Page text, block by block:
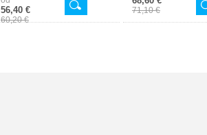
56,40 €
60,20 €
71,10 €